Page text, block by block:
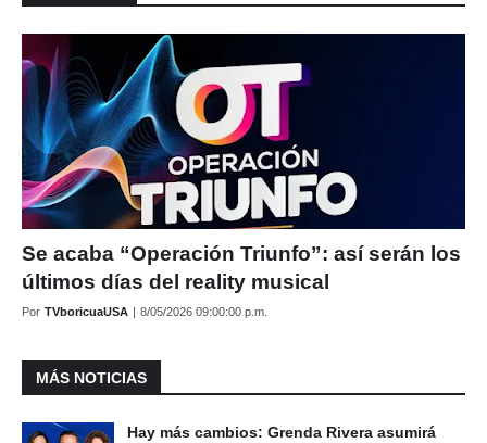
Se acaba “Operación Triunfo”: así serán los
últimos días del reality musical
Por TVboricuaUSA 8/05/2026 09:00:00 p.m.
MÁS NOTICIAS
Hay más cambios: Grenda Rivera asumirá